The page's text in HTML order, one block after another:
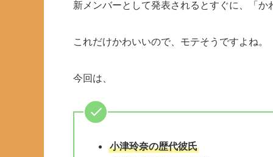
新メンバーとして発表されるとすぐに、「か
これだけかわいいので、モテそうですよね。
今回は、
小津玲奈の歴代彼氏